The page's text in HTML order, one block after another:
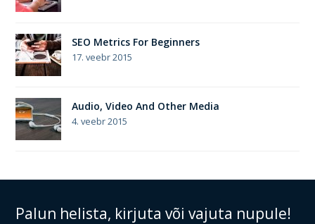
SEO Metrics For Beginners
17. veebr 2015
Audio, Video And Other Media
4. veebr 2015
Palun helista, kirjuta või vajuta nupule!